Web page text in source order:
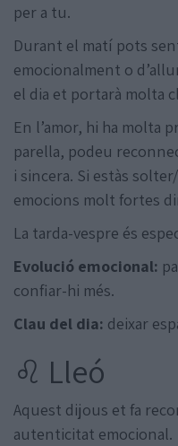
per a tu.
Durant el matí pots
emocionalment o
el dia et portarà molta
En l’amor, hi ha molta
parella, podeu
i sincera. Si estàs
emocions molt fortes
La tarda-vespre és
Evolució emocional:
confiar-hi més.
Clau del dia: deixar
♌ Lleó
Aquest dijous et fa
autenticitat emocional.